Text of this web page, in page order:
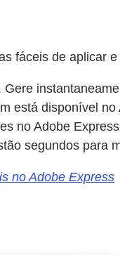
fáceis de aplicar
está disponível no
no Adobe
segundos para
no Adobe Express